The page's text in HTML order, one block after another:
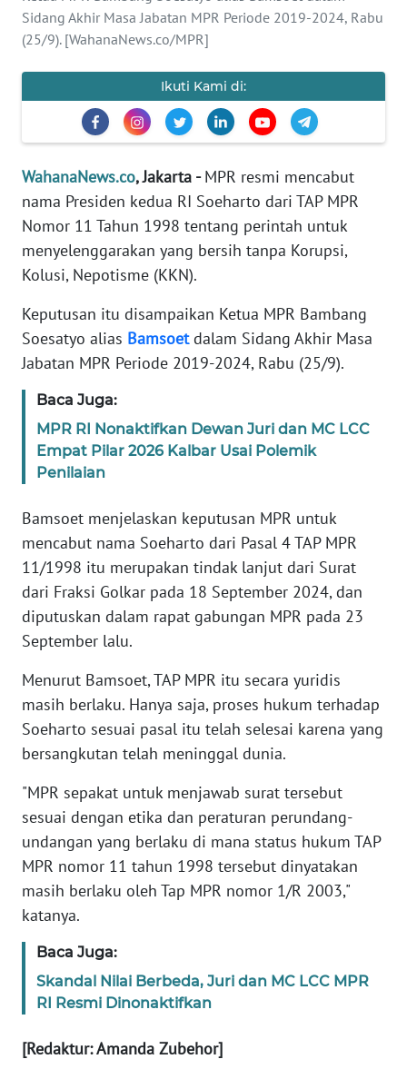
Sidang Akhir Masa Jabatan MPR Periode 2019-2024, Rabu
(25/9). [WahanaNews.co/MPR]
Ikuti Kami di:
WahanaNews.co, Jakarta -MPR resmi mencabut
nama Presiden kedua RI Soeharto dari TAP MPR
Nomor 11 Tahun 1998 tentang perintah untuk
menyelenggarakan yang bersih tanpa Korupsi,
Kolusi, Nepotisme (KKN).
Keputusan itu disampaikan Ketua MPR Bambang
Soesatyo alias Bamsoetdalam Sidang Akhir Masa
Jabatan MPR Periode 2019-2024, Rabu (25/9).
Baca Juga:
MPR RI Nonaktifkan Dewan Juri dan MC LCC
Empat Pilar 2026 Kalbar Usai Polemik
Penilaian
Bamsoet menjelaskan keputusan MPR untuk
mencabut nama Soeharto dari Pasal 4 TAP MPR
11/1998 itu merupakan tindak lanjut dari Surat
dari Fraksi Golkar pada 18 September 2024, dan
diputuskan dalam rapat gabungan MPR pada 23
September lalu.
Menurut Bamsoet, TAP MPR itu secara yuridis
masih berlaku. Hanya saja, proses hukum terhadap
Soeharto sesuai pasal itu telah selesai karena yang
bersangkutan telah meninggal dunia.
"MPR sepakat untuk menjawab surat tersebut
sesuai dengan etika dan peraturan perundang-
undangan yang berlaku di mana status hukum TAP
MPR nomor 11 tahun 1998 tersebut dinyatakan
masih berlaku oleh Tap MPR nomor 1/R 2003,"
katanya.
Baca Juga:
Skandal Nilai Berbeda, Juri dan MC LCC MPR
RI Resmi Dinonaktifkan
[Redaktur: Amanda Zubehor]
OLAHRAGA
EDITORIAL
INDEKS
BERITA
KAMI
INFO
TENTANG
KAMI
MEDIA
SIBER
REDAKSI
KARIR
DISCLAIMER
Wahana
News
Regional
WN
JAKARTA
WN
WN